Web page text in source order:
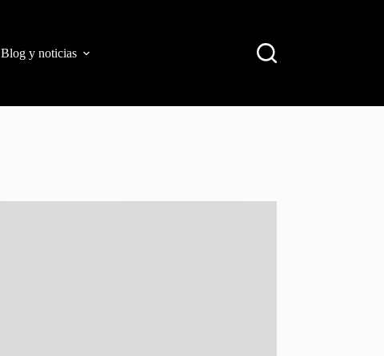
Blog y noticias